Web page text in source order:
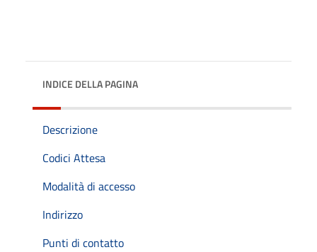
INDICE DELLA PAGINA
Descrizione
Codici Attesa
Modalità di accesso
Indirizzo
Punti di contatto